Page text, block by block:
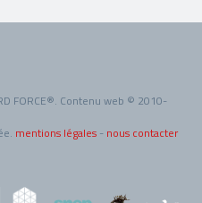
FORCE®. Contenu web © 2010-
mentions légales - nous contacter